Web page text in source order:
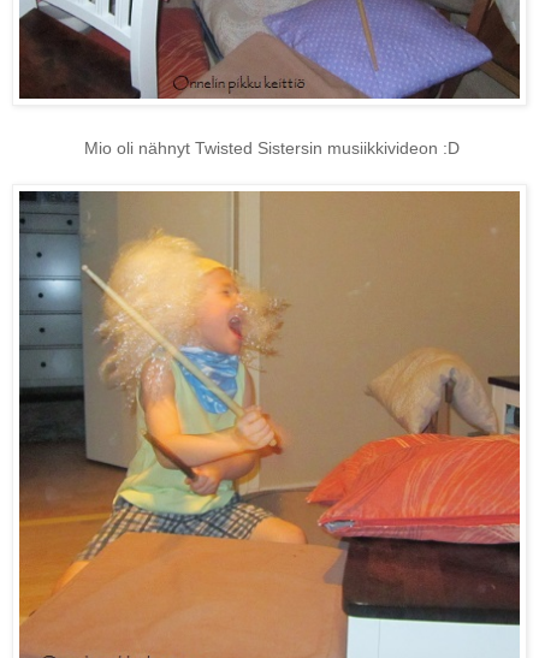
Mio oli nähnyt Twisted Sistersin musiikkivideon :D